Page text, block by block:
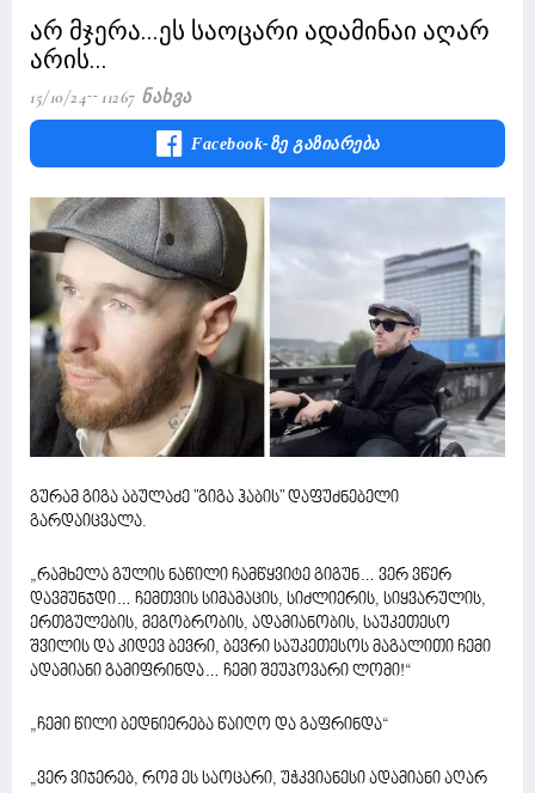
არ მჯერა...ეს საოცარი ადამინაი აღარ
არის...
15/10/24 11267 Ნახვა
Facebook-Ზე Გაზიარება
გურამ გიგა აბულაძე "გიგა ჰაბის" დაფუძნებელი
გარდაიცვალა.
„რამხელა გულის ნაწილი ჩამწყვიტე გიგუნ… ვერ ვწერ
დავმუნჯდი… ჩემთვის სიმამაცის, სიძლიერის, სიყვარულის,
ერთგულების, მეგობრობის, ადამიანობის, საუკეთესო
შვილის და კიდევ ბევრი, ბევრი საუკეთესოს მაგალითი ჩემი
ადამიანი გამიფრინდა… ჩემი შეუპოვარი ლომი!“
„ჩემი წილი ბედნიერება წაიღო და გაფრინდა“
„ვერ ვიჯერებ, რომ ეს საოცარი, უჭკვიანესი ადამიანი აღარ